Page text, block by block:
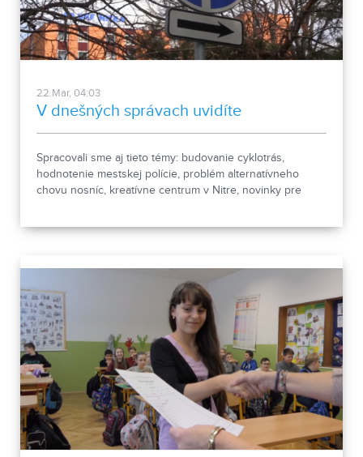
22.Mar, 04:03
V dnešných správach uvidíte
Spracovali sme aj tieto témy: budovanie cyklotrás,
hodnotenie mestskej polície, problém alternatívneho
chovu nosníc, kreatívne centrum v Nitre, novinky pre